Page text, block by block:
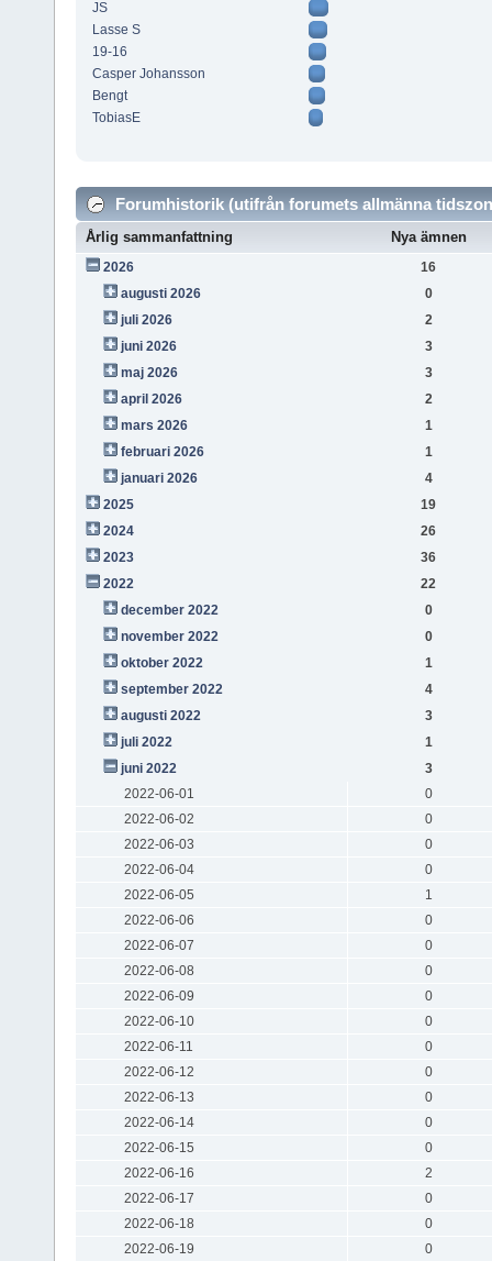
JS
Lasse S
19-16
Casper Johansson
Bengt
TobiasE
Forumhistorik (utifrån forumets allmänna
Årlig sammanfattning Nya ämnen
2026
16
augusti 2026
0
juli 2026
2
juni 2026
3
maj 2026
3
april 2026
2
mars 2026
1
februari 2026
1
januari 2026
4
2025
19
2024
26
2023
36
2022
22
december 2022
0
november 2022
0
oktober 2022
1
september 2022
4
augusti 2022
3
juli 2022
1
juni 2022
3
2022-06-01
0
2022-06-02
0
2022-06-03
0
2022-06-04
0
2022-06-05
1
2022-06-06
0
2022-06-07
0
2022-06-08
0
2022-06-09
0
2022-06-10
0
2022-06-11
0
2022-06-12
0
2022-06-13
0
2022-06-14
0
2022-06-15
0
2022-06-16
2
2022-06-17
0
2022-06-18
0
2022-06-19
0